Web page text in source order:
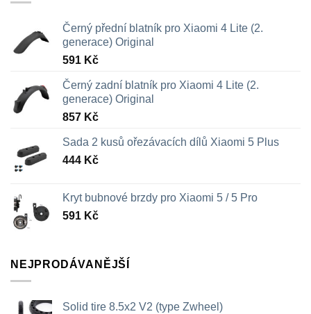
Černý přední blatník pro Xiaomi 4 Lite (2.
generace) Original
591 Kč
Černý zadní blatník pro Xiaomi 4 Lite (2.
generace) Original
857 Kč
Sada 2 kusů ořezávacích dílů Xiaomi 5 Plus
444 Kč
Kryt bubnové brzdy pro Xiaomi 5 / 5 Pro
591 Kč
NEJPRODÁVANĚJŠÍ
Solid tire 8.5x2 V2 (type Zwheel)